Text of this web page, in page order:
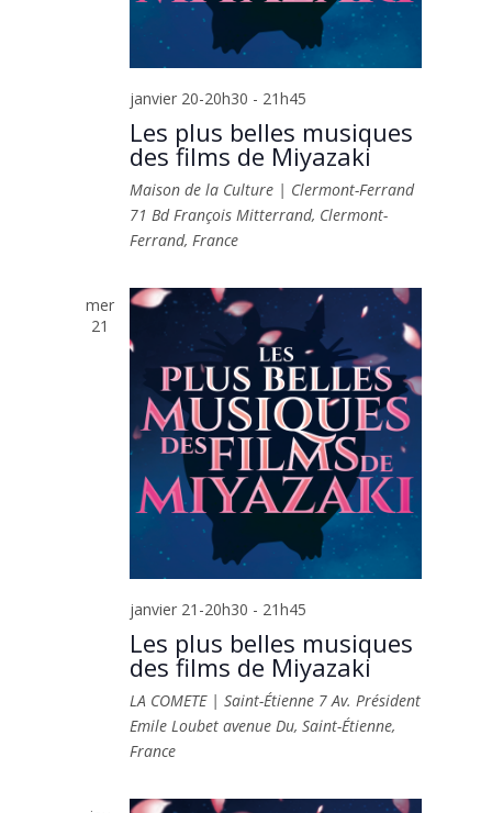
janvier 20-20h30 - 21h45
Les plus belles musiques
des films de Miyazaki
Maison de la Culture | Clermont-Ferrand
71 Bd François Mitterrand, Clermont-
Ferrand, France
mer
21
janvier 21-20h30 - 21h45
Les plus belles musiques
des films de Miyazaki
LA COMETE | Saint-Étienne 7 Av. Président
Emile Loubet avenue Du, Saint-Étienne,
France